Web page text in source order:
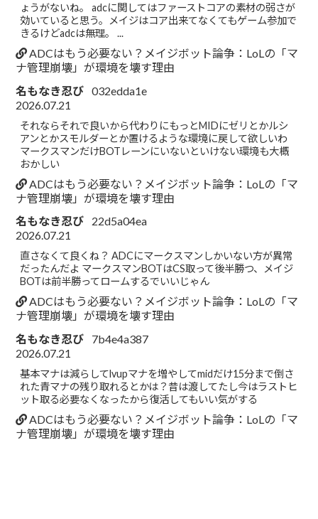
ょうがないね。 adcに関してはファーストコアの素材の弱さが
効いていると思う。メイジはコア出来てなくてもゲーム参加で
きるけどadcは無理。 ...
ADCはもう必要ない？メイジボット論争：LoLの「マ
ナ管理崩壊」が環境を壊す理由
名もなき忍び 032edda1e
2026.07.21
それならそれで良いから代わりにもっとMIDにゼリとかルシ
アンとかスモルダーとか置けるような環境に戻して欲しいわ
マークスマンだけBOTレーンにいないといけない環境も大概
おかしい
ADCはもう必要ない？メイジボット論争：LoLの「マ
ナ管理崩壊」が環境を壊す理由
名もなき忍び
22d5a04ea
2026.07.21
直さなくて良くね？ ADCにマークスマンしかいない方が異常
だったんだよ マークスマンBOTはCS取って後半勝つ、メイジ
BOTは前半勝ってロームするでいいじゃん
ADCはもう必要ない？メイジボット論争：LoLの「マ
ナ管理崩壊」が環境を壊す理由
名もなき忍び
7b4e4a387
2026.07.21
基本マナは減らしてlvupマナを増やしてmidだけ15分まで倒さ
れた青マナの残り取れるとかは？昔は渡してたし今はラストヒ
ット取る必要なくなったから復活してもいい気がする
ADCはもう必要ない？メイジボット論争：LoLの「マ
ナ管理崩壊」が環境を壊す理由